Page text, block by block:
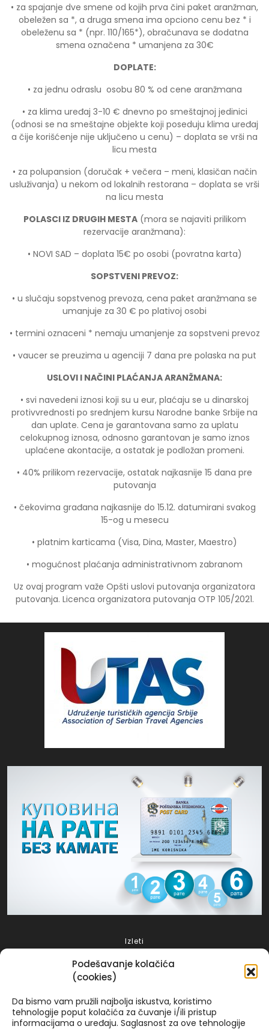
Podešavanje kolačića
(cookies)
Da bismo vam pružili najbolja iskustva, koristimo
tehnologije poput kolačića za čuvanje i/ili pristup
informacijama o uređaju. Saglasnost za ove tehnologije
• za spajanje dve smene od kojih prva čini paket aranžman,
obeležen sa *, a druga smena ima opciono cenu bez * i
obeleženu sa * (npr. 110/165*), obračunava se dodatna
smena označena * umanjena za 30€
DOPLATE:
• za jednu odraslu osobu 80 % od cene aranžmana
• za klima uređaj 3-10 € dnevno po smeštajnoj jedinici
(odnosi se na smeštajne objekte koji poseduju klima uređaj
a čije korišćenje nije uključeno u cenu) – doplata se vrši na
licu mesta
• za polupansion (doručak + večera – meni, klasičan način
usluživanja) u nekom od lokalnih restorana – doplata se vrši
na licu mesta
POLASCI IZ DRUGIH MESTA(mora se najaviti prilikom
rezervacije aranžmana):
• NOVI SAD – doplata 15€ po osobi (povratna karta)
SOPSTVENI PREVOZ:
• u slučaju sopstvenog prevoza, cena paket aranžmana se
umanjuje za 30 € po plativoj osobi
• termini oznaceni * nemaju umanjenje za sopstveni prevoz
• vaucer se preuzima u agenciji 7 dana pre polaska na put
USLOVI I NAČINI PLAĆANJA ARANŽMANA:
• svi navedeni iznosi koji su u eur, plaćaju se u dinarskoj
protivvrednosti po srednjem kursu Narodne banke Srbije na
dan uplate. Cena je garantovana samo za uplatu
celokupnog iznosa, odnosno garantovan je samo iznos
uplaćene akontacije, a ostatak je podložan promeni.
• 40% prilikom rezervacije, ostatak najkasnije 15 dana pre
putovanja
• čekovima građana najkasnije do 15.12. datumirani svakog
15-og u mesecu
• platnim karticama (Visa, Dina, Master, Maestro)
• mogućnost plaćanja administrativnom zabranom
Uz ovaj program važe Opšti uslovi putovanja organizatora
putovanja. Licenca organizatora putovanja OTP 105/2021.
Izleti
Putovanja 2025
Grčka 2026
Spanija 2025
Italija